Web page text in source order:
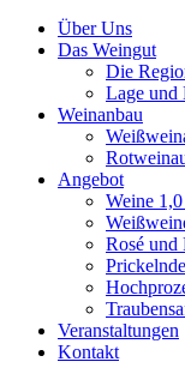
Close
Menu
Über Uns
Das Weingut
Die
Lage und
Weinanbau
Angebot
Weine
Rosé und
Veranstaltungen
Kontakt